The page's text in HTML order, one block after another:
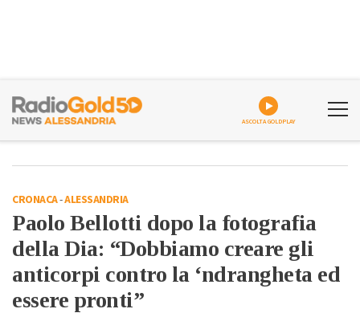
ASCOLTA GOLDPLAY
CRONACA-ALESSANDRIA
Paolo Bellotti dopo la fotografia
della Dia: “Dobbiamo creare gli
anticorpi contro la ‘ndrangheta ed
essere pronti”